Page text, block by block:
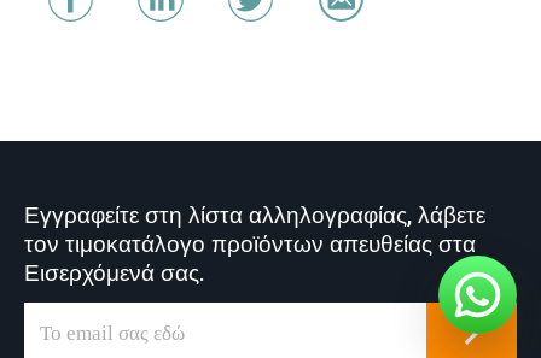
Εγγραφείτε στη λίστα αλληλογραφίας, λάβετε
τον τιμοκατάλογο προϊόντων απευθείας στα
Εισερχόμενά σας.